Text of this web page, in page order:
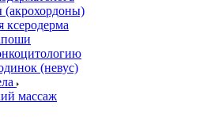
ксеродерма
(невус)
массаж